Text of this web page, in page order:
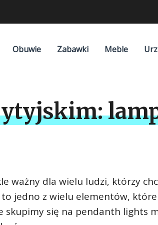
Obuwie Zabawki Meble
ważny dla wielu ludzi, którzy
jedno z wielu elementów, które
się na pendanth lights